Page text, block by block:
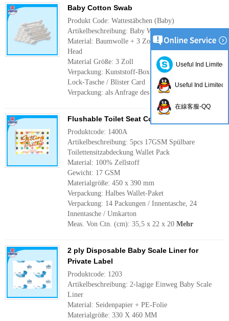
Baby Cotton Swab
Produkt Code: Wattestäbchen (Baby)
Artikelbeschreibung: Baby Wattestäbchen
Material: Baumwolle + 3 Zoll Plastic Pipes Big
Head
Material Größe: 3 Zoll
Verpackung: Kunststoff-Box / Kunststoffrohr / Zip-
Lock-Tasche / Blister Card
Verpackung: als Anfrage des Kunden
Flushable Toilet Seat Cover for Private Label
Produktcode: 1400A
Artikelbeschreibung: 5pcs 17GSM Spülbare
Toilettensitzabdeckung Wallet Pack
Material: 100% Zellstoff
Gewicht: 17 GSM
Materialgröße: 450 x 390 mm
Verpackung: Halbes Wallet-Paket
Verpackung: 14 Packungen / Innentasche, 24
Innentasche / Umkarton
Meas. Von Ctn. (cm): 35,5 x 22 x 20 Mehr
2 ply Disposable Baby Scale Liner for
Private Label
Produktcode: 1203
Artikelbeschreibung: 2-lagige Einweg Baby Scale
Liner
Material: Seidenpapier + PE-Folie
Materialgröße: 330 X 460 MM
Useful Ind Limited
Useful Ind Limited
在線客服-QQ